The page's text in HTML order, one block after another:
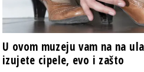
U ovom muzeju vam na na
izujete cipele, evo i zašto